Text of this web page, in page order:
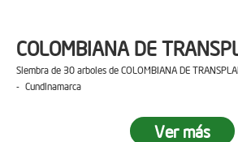
COLOMBIANA DE
Siembra de 30 arboles de COLOMBIANA DE
- Cundinamarca
Ver más